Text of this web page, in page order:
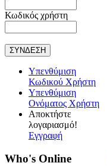
Κωδικός χρήστη
Υπενθύμιση
Κωδικού Χρήστη
Υπενθύμιση
Ονόματος Χρήστη
Αποκτήστε
λογαριασμό!
Εγγραφή
Who's Online